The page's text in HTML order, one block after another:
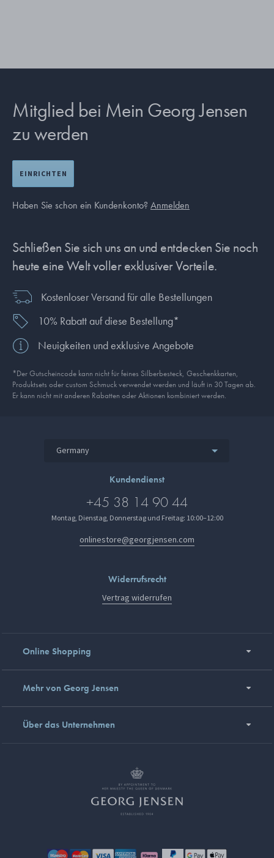
Mitglied bei Mein Georg Jensen
zu werden
EINRICHTEN
Haben Sie schon ein Kundenkonto? Anmelden
Schließen Sie sich uns an und entdecken Sie noch
heute eine Welt voller exklusiver Vorteile.
Kostenloser Versand für alle Bestellungen
10% Rabatt auf diese Bestellung*
Neuigkeiten und exklusive Angebote
*Der Gutscheincode kann nicht für feines Silberbesteck, Geschenkkarten,
Produkt­sets oder custom Schmuck verwendet werden und läuft in 30 Tagen ab.
Er kann nicht mit anderen Rabatten oder Aktionen kombiniert werden.
Germany
Kundendienst
+45 38 14 90 44
Montag, Dienstag, Donnerstag und Freitag: 10:00–12:00
onlinestore@georgjensen.com
Widerrufsrecht
Vertrag widerrufen
Online Shopping
Mehr von Georg Jensen
Über das Unternehmen